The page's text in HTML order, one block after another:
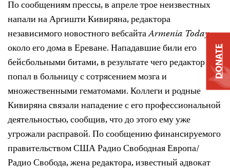
По сообщениям прессы, в апреле трое неизвестных
напали на Аргишти Кивиряна, редактора
независимого новостного вебсайтаArmenia Today,
около его дома в Ереване. Нападавшие били его
бейсбольными битами, в результате чего редактор
попал в больницу с сотрясением мозга и
множественными гематомами. Коллеги и родные
Кивиряна связали нападение с его профессиональной
деятельностью, сообщив, что до этого ему уже
угрожали расправой. По сообщению финансируемого
правительством США Радио Свободная Европа/
Радио Свобода, жена редактора, известный адвокат
DONATE